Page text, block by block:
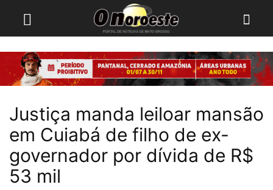
Justiça manda leiloar mansão
em Cuiabá de filho de ex-
governador por dívida de R$
53 mil